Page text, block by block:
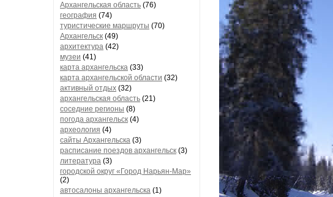
Архангельская область (76)
география (74)
туристические маршруты (70)
Архангельск (49)
архитектура (42)
музеи (41)
карта архангельска (33)
карта архангельской области (32)
активный отдых (32)
архангельская область (21)
соседние регионы (8)
погода архангельск (4)
археология (4)
сайты Архангельска (3)
расписание поездов архангельск (3)
литература (3)
городской округ «Город Нарьян-Мар»
(2)
автосалоны архангельска (1)